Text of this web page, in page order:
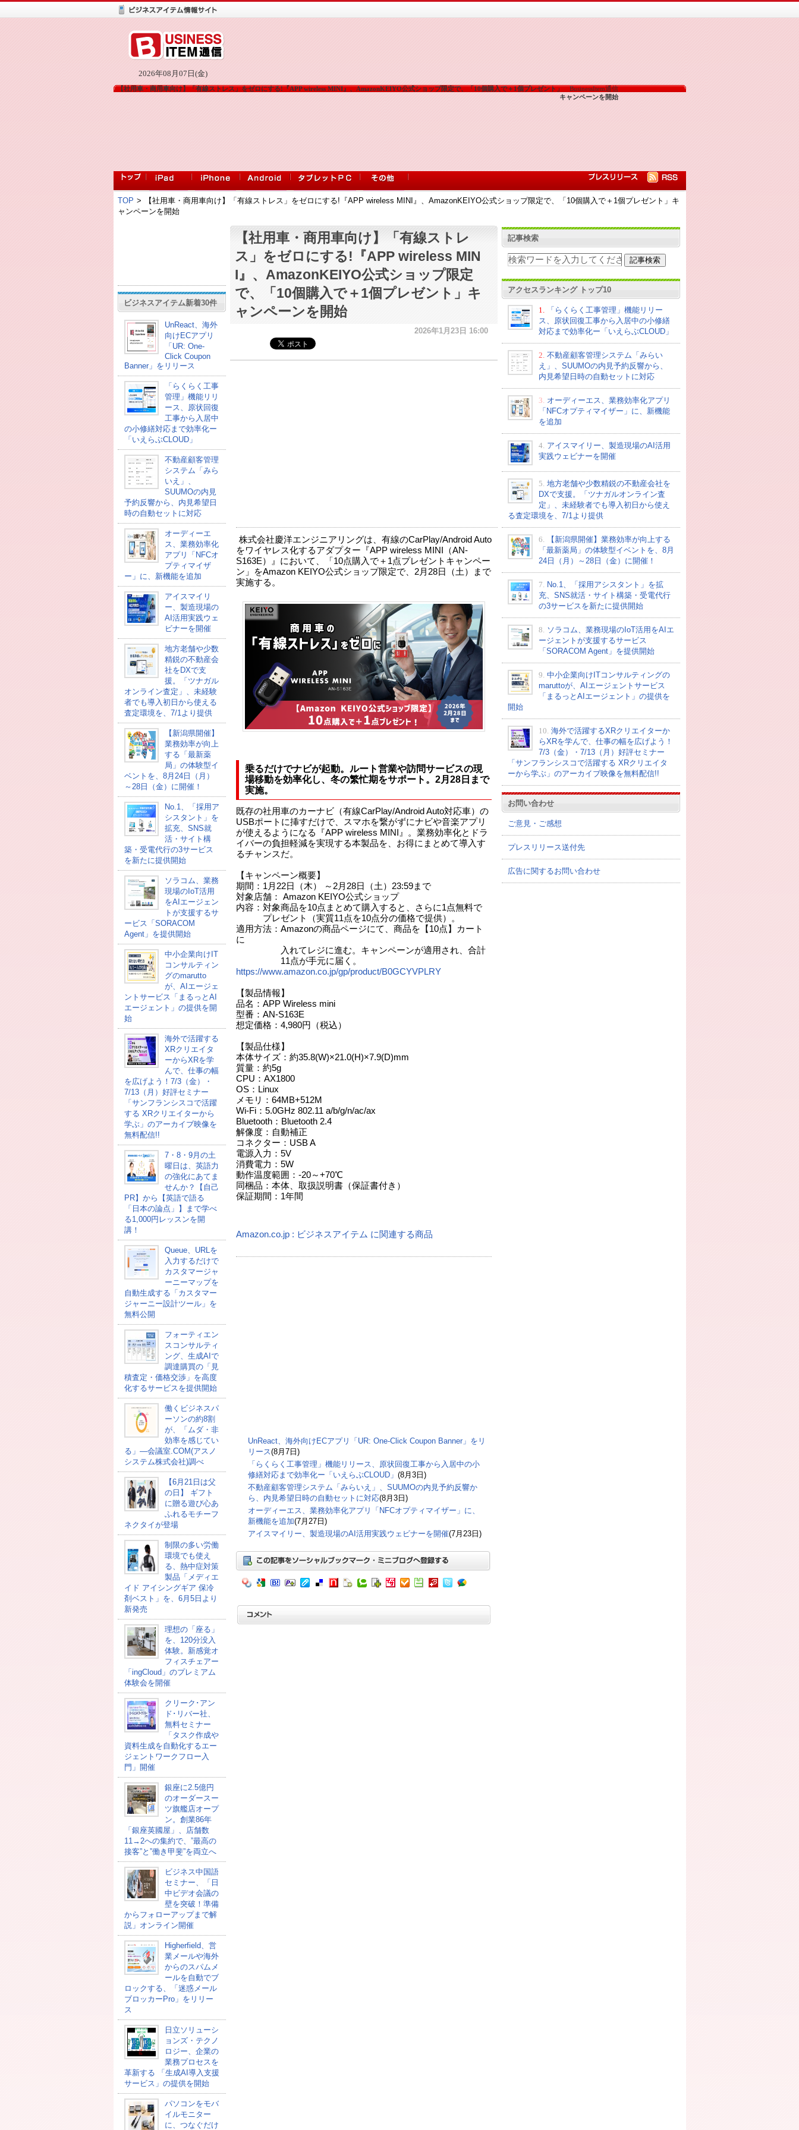
2026年08月07日(金)
BusinessItem通信
【社用車・商用車向け】「有線ストレス」をゼロにする!『APP wireless MINI』、AmazonKEIYO公式ショップ限定で、「10個購入で＋1個プレゼント」
キャンペーンを開始
TOP >
【社用車・商用車向け】「有線ストレス」をゼロにする!『APP wireless MINI』、AmazonKEIYO公式ショップ限定で、「10個購入で＋1個プレゼント」キ
ャンペーンを開始
ビジネスアイテム新着30件
UnReact、海外
向けECアプリ
「UR: One-
Click Coupon
Banner」をリリース
「らくらく工事
管理」機能リリ
ース、原状回復
工事から入居中
の小修繕対応まで効率化ー
「いえらぶCLOUD」
不動産顧客管理
システム「みら
いえ」、
SUUMOの内見
予約反響から、内見希望日
時の自動セットに対応
オーディーエ
ス、業務効率化
アプリ「NFCオ
プティマイザ
ー」に、新機能を追加
アイスマイリ
ー、製造現場の
AI活用実践ウェ
ビナーを開催
地方老舗や少数
精鋭の不動産会
社をDXで支
援。「ツナガル
オンライン査定」、未経験
者でも導入初日から使える
査定環境を、7/1より提供
【新潟県開催】
業務効率が向上
する「最新薬
局」の体験型イ
ベントを、8月24日（月）
～28日（金）に開催！
No.1、「採用ア
シスタント」を
拡充、SNS就
活・サイト構
築・受電代行の3サービス
を新たに提供開始
ソラコム、業務
現場のIoT活用
をAIエージェン
トが支援するサ
ービス「SORACOM
Agent」を提供開始
中小企業向けIT
コンサルティン
グのmarutto
が、AIエージェ
ントサービス「まるっとAI
エージェント」の提供を開
始
海外で活躍する
XRクリエイタ
ーからXRを学
んで、仕事の幅
を広げよう！7/3（金）・
7/13（月）好評セミナー
「サンフランシスコで活躍
する XRクリエイターから
学ぶ」のアーカイブ映像を
無料配信!!
7・8・9月の土
曜日は、英語力
の強化にあてま
せんか？【自己
PR】から【英語で語る
「日本の論点」】まで学べ
る1,000円レッスンを開
講！
Queue、URLを
入力するだけで
カスタマージャ
ーニーマップを
自動生成する「カスタマー
ジャーニー設計ツール」を
無料公開
フォーティエン
スコンサルティ
ング、生成AIで
調達購買の「見
積査定・価格交渉」を高度
化するサービスを提供開始
働くビジネスパ
ーソンの約8割
が、「ムダ・非
効率を感じてい
る」―会議室.COM(アスノ
システム株式会社)調べ
【6月21日は父
の日】 ギフト
に贈る遊び心あ
ふれるモチーフ
ネクタイが登場
制限の多い労働
環境でも使え
る、熱中症対策
製品「メディエ
イド アイシングギア 保冷
剤ベスト」を、6月5日より
新発売
理想の「座る」
を、120分没入
体験。新感覚オ
フィスチェアー
「ingCloud」のプレミアム
体験会を開催
クリーク･アン
ド･リバー社、
無料セミナー
「タスク作成や
資料生成を自動化するエー
ジェントワークフロー入
門」開催
銀座に2.5億円
のオーダースー
ツ旗艦店オープ
ン。創業86年
「銀座英國屋」、店舗数
11→2への集約で、”最高の
接客”と”働き甲斐”を両立へ
ビジネス中国語
セミナー、「日
中ビデオ会議の
壁を突破！準備
からフォローアップまで解
説」オンライン開催
Higherfield、営
業メールや海外
からのスパムメ
ールを自動でブ
ロックする、「迷惑メール
ブロッカーPro」をリリー
ス
日立ソリューシ
ョンズ・テクノ
ロジー、企業の
業務プロセスを
革新する 「生成AI導入支援
サービス」の提供を開始
パソコンをモバ
イルモニター
に、つなぐだけ
【社用車・商用車向け】「有線ストレ
ス」をゼロにする!『APP wireless MIN
I』、AmazonKEIYO公式ショップ限定
で、「10個購入で＋1個プレゼント」キ
ャンペーンを開始
2026年1月23日 16:00
株式会社慶洋エンジニアリングは、有線のCarPlay/Android Auto
をワイヤレス化するアダプター『APP wireless MINI（AN-
S163E）』において、「10点購入で＋1点プレゼントキャンペー
ン」をAmazon KEIYO公式ショップ限定で、2月28日（土）まで
実施する。
乗るだけでナビが起動。ルート営業や訪問サービスの現
場移動を効率化し、冬の繁忙期をサポート。2月28日まで
実施。
既存の社用車のカーナビ（有線CarPlay/Android Auto対応車）の
USBポートに挿すだけで、スマホを繋がずにナビや音楽アプリ
が使えるようになる『APP wireless MINI』。業務効率化とドラ
イバーの負担軽減を実現する本製品を、お得にまとめて導入す
るチャンスだ。
【キャンペーン概要】
期間：1月22日（木） ～2月28日（土）23:59まで
対象店舗： Amazon KEIYO公式ショップ
内容：対象商品を10点まとめて購入すると、さらに1点無料で
プレゼント（実質11点を10点分の価格で提供）。
適用方法：Amazonの商品ページにて、商品を【10点】カート
に
入れてレジに進む。キャンペーンが適用され、合計
11点が手元に届く。
https://www.amazon.co.jp/gp/product/B0GCYVPLRY
【製品情報】
品名：APP Wireless mini
型番：AN-S163E
想定価格：4,980円（税込）
【製品仕様】
本体サイズ：約35.8(W)×21.0(H)×7.9(D)mm
質量：約5g
CPU：AX1800
OS：Linux
メモリ：64MB+512M
Wi-Fi：5.0GHz 802.11 a/b/g/n/ac/ax
Bluetooth：Bluetooth 2.4
解像度：自動補正
コネクター：USB A
電源入力：5V
消費電力：5W
動作温度範囲：-20～+70℃
同梱品：本体、取扱説明書（保証書付き）
保証期間：1年間
Amazon.co.jp : ビジネスアイテム に関連する商品
UnReact、海外向けECアプリ「UR: One-Click Coupon Banner」をリ
リース(8月7日)
「らくらく工事管理」機能リリース、原状回復工事から入居中の小
修繕対応まで効率化ー「いえらぶCLOUD」 (8月3日)
不動産顧客管理システム「みらいえ」、SUUMOの内見予約反響か
ら、内見希望日時の自動セットに対応(8月3日)
オーディーエス、業務効率化アプリ「NFCオプティマイザー」に、
新機能を追加(7月27日)
アイスマイリー、製造現場のAI活用実践ウェビナーを開催(7月23日)
記事検索
アクセスランキング トップ10
1.
「らくらく工事管理」機能リリー
ス、原状回復工事から入居中の小修繕
対応まで効率化ー「いえらぶCLOUD」
2. 不動産顧客管理システム「みらい
え」、SUUMOの内見予約反響から、
内見希望日時の自動セットに対応
3. オーディーエス、業務効率化アプリ
「NFCオプティマイザー」に、新機能
を追加
4. アイスマイリー、製造現場のAI活用
実践ウェビナーを開催
5. 地方老舗や少数精鋭の不動産会社を
DXで支援。「ツナガルオンライン査
定」、未経験者でも導入初日から使え
る査定環境を、7/1より提供
6.
【新潟県開催】業務効率が向上する
「最新薬局」の体験型イベントを、8月
24日（月）～28日（金）に開催！
7. No.1、「採用アシスタント」を拡
充、SNS就活・サイト構築・受電代行
の3サービスを新たに提供開始
8.
ソラコム、業務現場のIoT活用をAIエ
ージェントが支援するサービス
「SORACOM Agent」を提供開始
9. 中小企業向けITコンサルティングの
maruttoが、AIエージェントサービス
「まるっとAIエージェント」の提供を
開始
10. 海外で活躍するXRクリエイターか
らXRを学んで、仕事の幅を広げよう！
7/3（金）・7/13（月）好評セミナー
「サンフランシスコで活躍する XRクリエイタ
ーから学ぶ」のアーカイブ映像を無料配信!!
お問い合わせ
ご意見・ご感想
プレスリリース送付先
広告に関するお問い合わせ